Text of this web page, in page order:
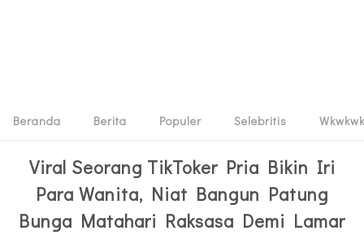
Beranda Berita Populer Selebritis Wkwkwk
Viral Seorang TikToker Pria Bikin Iri
Para Wanita, Niat Bangun Patung
Bunga Matahari Raksasa Demi Lamar